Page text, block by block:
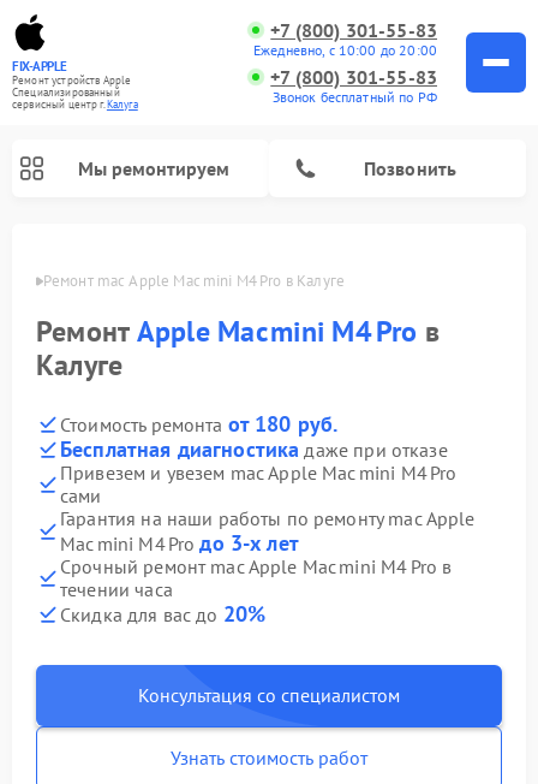
FIX-APPLE
Ремонт устройств Apple
Специализированный
cервисный центр г.Калуга
+7 (800) 301-55-83
Ежедневно, с 10:00 до 20:00
+7 (800) 301-55-83
Звонок бесплатный по РФ
Мы ремонтируем Позвонить
Ремонт mac Apple Mac mini M4 Pro в Калуге
РемонтApple Mac mini M4 Pro в
Калуге
Стоимость ремонта от 180 руб.
Бесплатная диагностика даже при отказе
Привезем и увезем mac Apple Mac mini M4 Pro
сами
Гарантия на наши работы по ремонту mac Apple
Mac mini M4 Proдо 3-х лет
Срочный ремонт mac Apple Mac mini M4 Pro в
течении часа
Скидка для вас до 20%
Консультация со специалистом
Узнать стоимость работ